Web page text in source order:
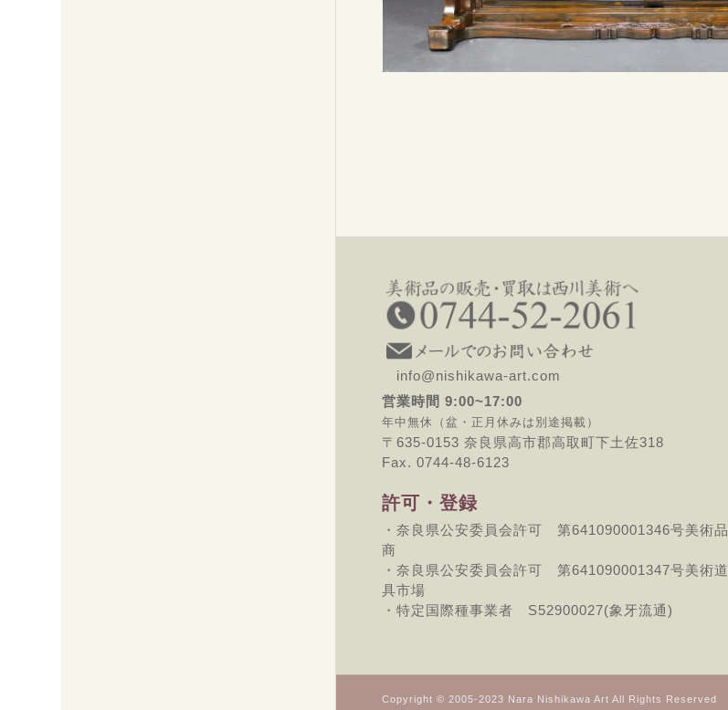
info@nishikawa-art.com
営業時間 9:00~17:00
年中無休（盆・正月休みは別途掲載）
〒635-0153 奈良県高市郡高取町下土佐318
Fax. 0744-48-6123
許可・登録
・奈良県公安委員会許可 第641090001346号美術品
商
・奈良県公安委員会許可 第641090001347号美術道
具市場
・特定国際種事業者 S52900027(象牙流通)
Copyright © 2005-2023 Nara Nishikawa Art All Rights Reserved